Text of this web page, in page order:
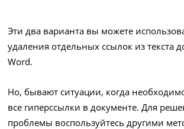
Эти два варианта вы можете
удаления отдельных ссылок из текста
Word.
Но, бывают ситуации, когда
все гиперссылки в документе. Для
проблемы воспользуйтесь другими